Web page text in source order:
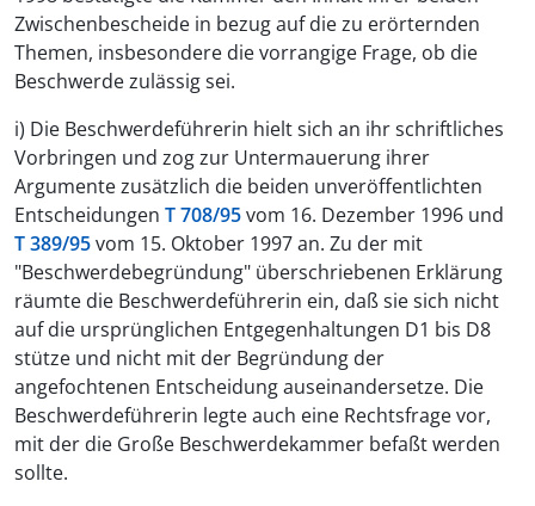
Zwischenbescheide in bezug auf die zu erörternden
Themen, insbesondere die vorrangige Frage, ob die
Beschwerde zulässig sei.
i) Die Beschwerdeführerin hielt sich an ihr schriftliches
Vorbringen und zog zur Untermauerung ihrer
Argumente zusätzlich die beiden unveröffentlichten
Entscheidungen T 708/95vom 16. Dezember 1996 und
T 389/95vom 15. Oktober 1997 an. Zu der mit
"Beschwerdebegründung" überschriebenen Erklärung
räumte die Beschwerdeführerin ein, daß sie sich nicht
auf die ursprünglichen Entgegenhaltungen D1 bis D8
stütze und nicht mit der Begründung der
angefochtenen Entscheidung auseinandersetze. Die
Beschwerdeführerin legte auch eine Rechtsfrage vor,
mit der die Große Beschwerdekammer befaßt werden
sollte.